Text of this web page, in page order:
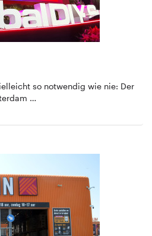
so notwendig wie nie: Der
…